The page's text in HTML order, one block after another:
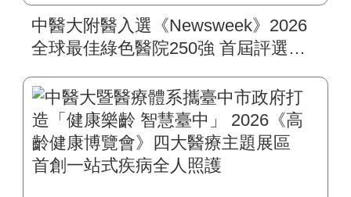
中醫大附醫入選《Newsweek》2026
全球最佳綠色醫院250強 首屆評選即
標居臺灣最佳